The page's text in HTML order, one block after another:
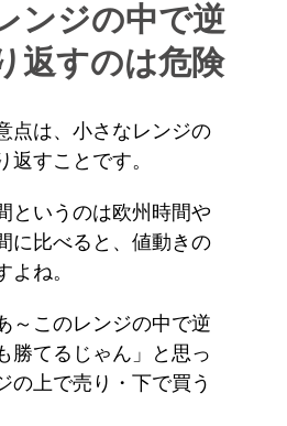
ンジの中で逆
返すのは危険
点は、小さなレンジの
返すことです。
というのは欧州時間や
に比べると、値動きの
よね。
～このレンジの中で逆
勝てるじゃん」と思っ
の上で売り・下で買う